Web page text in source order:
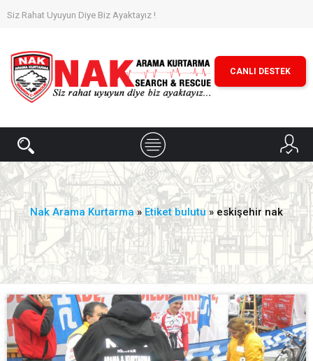
Siz Rahat Uyuyun Diye Biz Ayaktayız !
CANLI DESTEK
Nak Arama Kurtarma»Etiket bulutu » eskişehir nak